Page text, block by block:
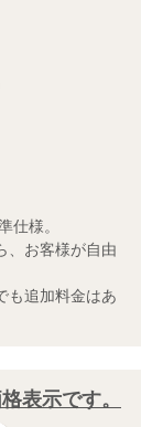
仕様。
、お客様が自由
も追加料金はあ
表示です。